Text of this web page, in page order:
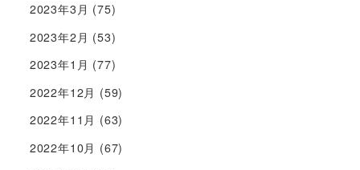
2023年3月 (75)
2023年2月 (53)
2023年1月 (77)
2022年12月 (59)
2022年11月 (63)
2022年10月 (67)